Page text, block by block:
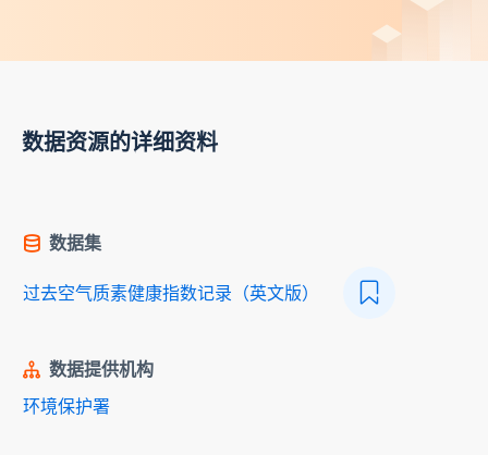
数据资源的详细资料
数据集
过去空气质素健康指数记录（英文版）
数据提供机构
环境保护署